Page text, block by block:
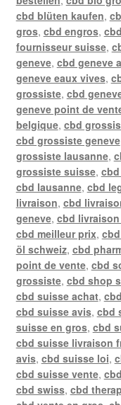
cbd blüten kaufen,
gros, cbd engros,
fournisseur suisse,
geneve, cbd geneve
geneve eaux vives,
grossiste, cbd
geneve point de
belgique, cbd
cbd grossiste geneve
grossiste lausanne,
grossiste suisse,
cbd lausanne, cbd
livraison, cbd
geneve, cbd
cbd meilleur prix,
öl schweiz, cbd
point de vente, cbd
grossiste, cbd shop
cbd suisse achat,
cbd suisse avis, cbd
suisse en gros, cbd
cbd suisse livraison
avis, cbd suisse loi,
cbd suisse vente,
cbd swiss, cbd